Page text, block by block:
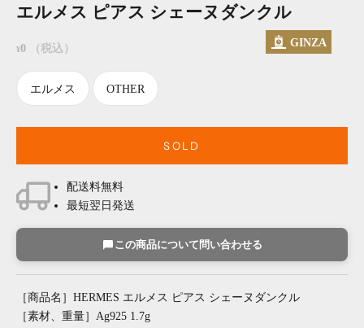
エルメス ピアス シェーヌダンクル
セール価格
¥0 （税込） GINZA
エルメス OTHER
SOLD
配送料無料
最短翌日発送
この商品について問い合わせる
［商品名］HERMES エルメス ピアス シェーヌダンクル
［素材、重量］Ag925 1.7g